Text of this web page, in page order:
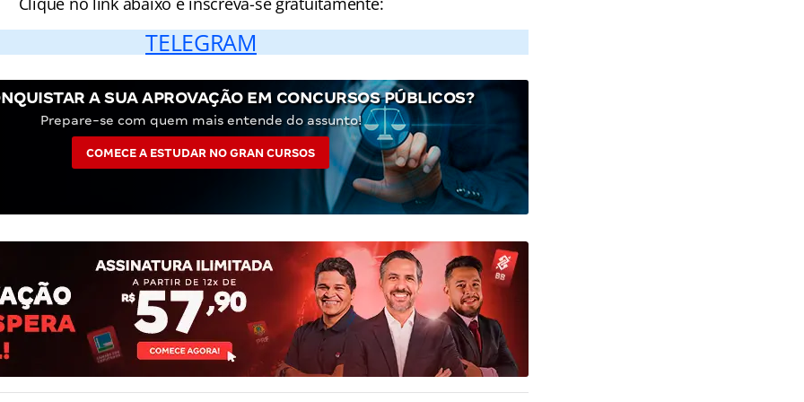
TELEGRAM
A SUA APROVAÇÃO EM CONCURSOS PÚBLICOS?
Prepare-se com quem mais entende do assunto!
COMECE A ESTUDAR NO GRAN CURSOS